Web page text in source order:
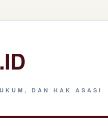
.ID
DAN HAK ASASI